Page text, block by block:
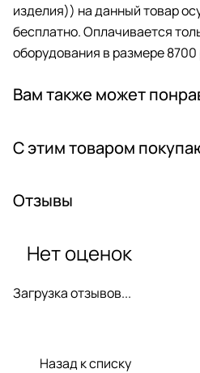
изделия)) на данный товар
бесплатно. Оплачивается
оборудования в размере
Вам также может
С этим товаром
Отзывы
Загрузка отзывов...
Нет оценок
Назад к списку